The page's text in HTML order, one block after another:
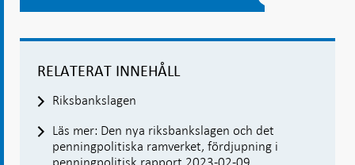
RELATERAT INNEHÅLL
Riksbankslagen
Läs mer: Den nya riksbankslagen och det
penningpolitiska ramverket, fördjupning i